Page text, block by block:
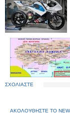
ΣΧΟΛΙΑΣΤΕ
ΑΚΟΛΟΥΘΗΣΤΕ ΤΟ